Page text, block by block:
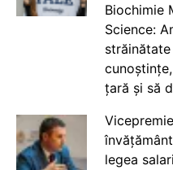
Biochimie
Science:
țară și să
legea